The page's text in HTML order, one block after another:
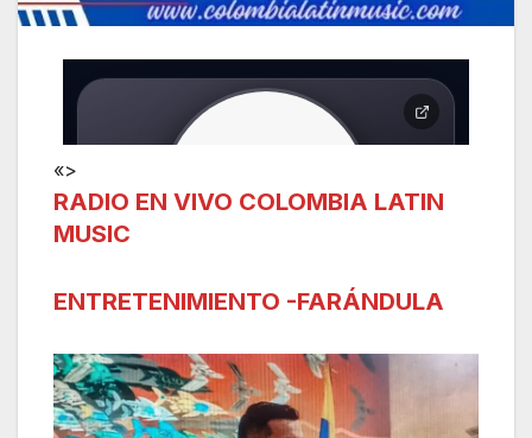
«>
RADIO EN VIVO COLOMBIA LATIN
MUSIC
ENTRETENIMIENTO -FARÁNDULA